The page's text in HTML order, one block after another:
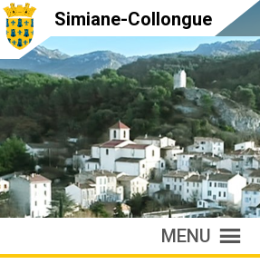
Simiane-Collongue
MENU